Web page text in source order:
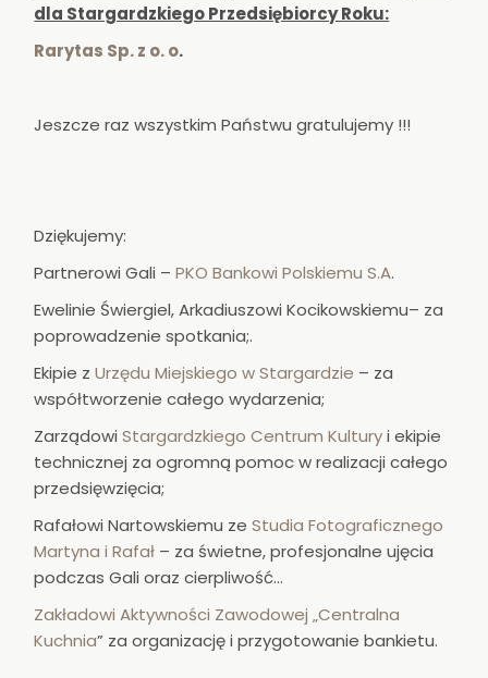
dla Stargardzkiego Przedsiębiorcy Roku:
Rarytas Sp. z o. o.
Jeszcze raz wszystkim Państwu gratulujemy !!!
Dziękujemy:
Partnerowi Gali –PKO Bankowi Polskiemu S.A.
Ewelinie Świergiel, Arkadiuszowi Kocikowskiemu– za
poprowadzenie spotkania;.
Ekipie zUrzędu Miejskiego w Stargardzie – za
współtworzenie całego wydarzenia;
ZarządowiStargardzkiego Centrum Kulturyi ekipie
technicznej za ogromną pomoc w realizacji całego
przedsięwzięcia;
Rafałowi Nartowskiemu zeStudia Fotograficznego
Martyna i Rafał – za świetne, profesjonalne ujęcia
podczas Gali oraz cierpliwość…
Zakładowi Aktywności Zawodowej „Centralna
Kuchnia” za organizację i przygotowanie bankietu.